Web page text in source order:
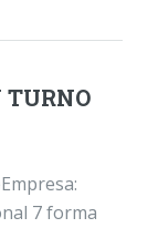
TURNO
7 forma